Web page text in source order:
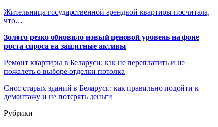
Жительница государственной арендной квартиры посчитала,
что…
Золото резко обновило новый ценовой уровень на фоне
роста спроса на защитные активы
Ремонт квартиры в Беларуси: как не переплатить и не
пожалеть о выборе отделки потолка
Снос старых зданий в Беларуси: как правильно подойти к
демонтажу и не потерять деньги
Рубрики